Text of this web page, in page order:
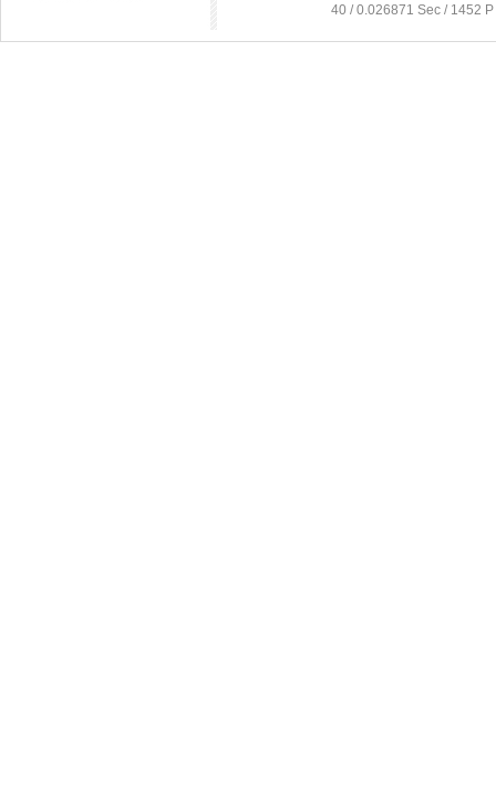
40 / 0.026871 Sec / 1452